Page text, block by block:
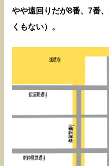
やや遠回りだが8番、7番
くもない）。